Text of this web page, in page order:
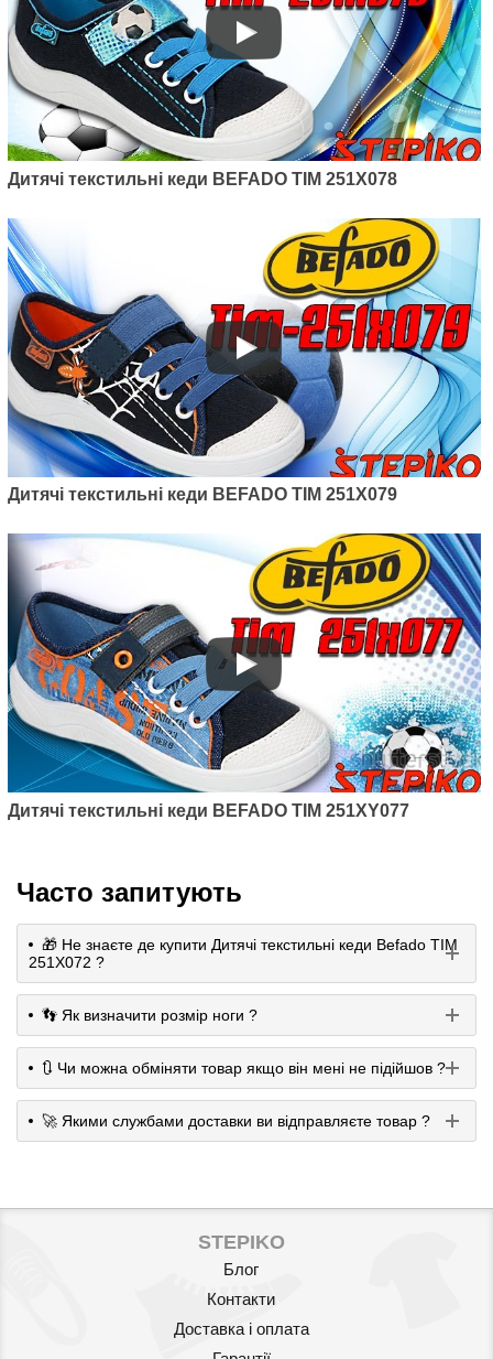
Дитячі текстильні кеди BEFADO TIM 251X078
Дитячі текстильні кеди BEFADO TIM 251X079
Дитячі текстильні кеди BEFADO TIM 251XY077
Часто запитують
🎁 Не знаєте де купити Дитячі текстильні кеди Befado TIM
251X072 ?
👣 Як визначити розмір ноги ?
🔃 Чи можна обміняти товар якщо він мені не підійшов ?
🚀 Якими службами доставки ви відправляєте товар ?
STEPIKO
Блог
Контакти
Доставка і оплата